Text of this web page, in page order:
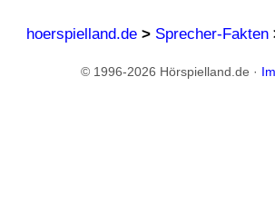
hoerspielland.de > Sprecher-Fakten
© 1996-2026 Hörspielland.de ·